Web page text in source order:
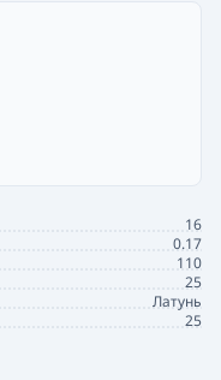
16
0.17
110
25
Латунь
25